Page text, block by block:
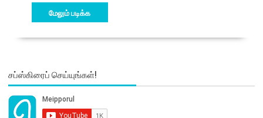
மேலும் படிக்க
சப்ஸ்கிரைப் செய்யுங்கள்!